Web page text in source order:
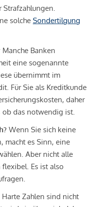
solche Sondertilgung
Manche Banken
eine sogenannte
übernimmt im
Für Sie als Kreditkunde
daher
ob das notwendig ist.
Wenn Sie sich keine
macht es Sinn, eine
Aber nicht alle
Es ist also
Harte Zahlen sind nicht